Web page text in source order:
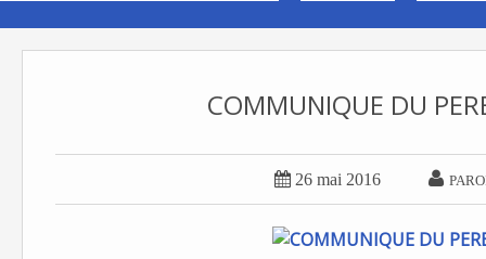
COMMUNIQUE DU
 26 mai 2016 